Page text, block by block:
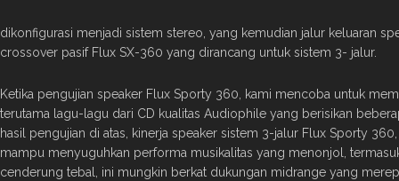
dikonfigurasi menjadi sistem stereo, yang kemudian jalur keluaran
crossover pasif Flux SX-360 yang dirancang untuk sistem 3- jalur.
Ketika pengujian speaker Flux Sporty 360, kami mencoba untuk
terutama lagu-lagu dari CD kualitas Audiophile yang berisikan
hasil pengujian di atas, kinerja speaker sistem 3-jalur Flux Sporty
mampu menyuguhkan performa musikalitas yang menonjol,
cenderung tebal, ini mungkin berkat dukungan midrange yang